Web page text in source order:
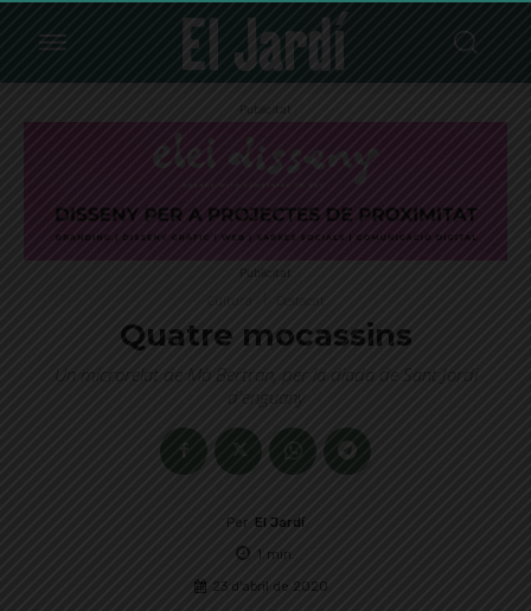
Publicitat
Publicitat
Quatre mocassins
Un microrelat de Mò Bertran, per la diada de Sant Jordi
d'enguany
Per El Jardí
1 min.
23 d'abril de 2020